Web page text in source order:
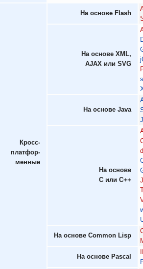
Кросс-
платфор-
менные
На основе Flash
На основе XML,
AJAX или SVG
На основе Java
На основе
C или C++
На основе Common Lisp
На основе Pascal